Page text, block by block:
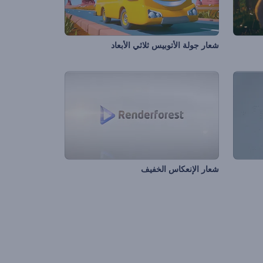
شعار جولة الأتوبيس ثلاثي الأبعاد
شعار الإنعكاس الخفيف